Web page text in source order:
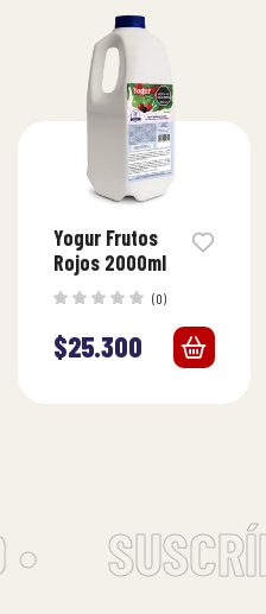
Yogur Frutos
Rojos 2000ml
(0)
$25.300